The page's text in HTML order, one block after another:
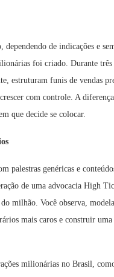
de indicações e
foi criado. Durante
estruturam funis de vendas
com controle. A
que decide se colocar.
genéricas e
de uma advocacia High
milhão. Você observa,
mais caros e construir
milionárias no Brasil,